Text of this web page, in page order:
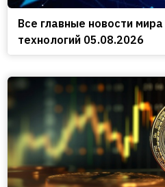
Все главные новости
технологий 05.08.2026